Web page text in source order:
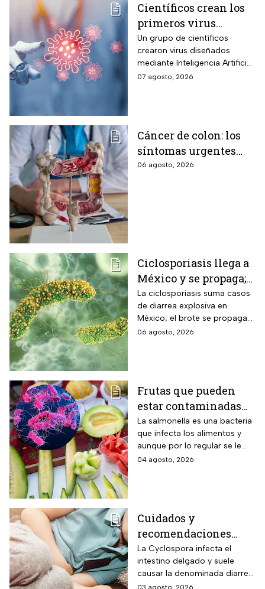
Científicos crean los
primeros virus
diseñados por la IA,
¿son peligrosos para
los humanos?
Un grupo de científicos
crearon virus diseñados
mediante Inteligencia Artificial
pero se han encendido las
07 agosto, 2026
Cáncer de colon: los
síntomas urgentes
que te advierten que
06 agosto, 2026
Ciclosporiasis llega a
México y se propaga;
activan protocolos
para revisar frutas y
verduras
La ciclosporiasis suma casos
de diarrea explosiva en
México; el brote se propaga
en el territorio nacional
06 agosto, 2026
Frutas que pueden
estar contaminadas
de salmonella y cómo
protegerte del
contagio
La salmonella es una bacteria
que infecta los alimentos y
aunque por lo regular se le
relaciona con el huevo,
04 agosto, 2026
Cuidados y
recomendaciones
para niños ante los
riesgos por cyclospora
La Cyclospora infecta el
intestino delgado y suele
causar la denominada diarrea
explosiva, de acuerdo con
03 agosto, 2026